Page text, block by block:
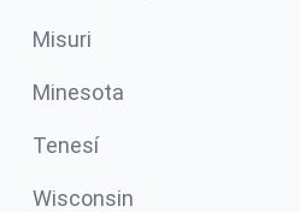
Misuri
Minesota
Tenesí
Wisconsin